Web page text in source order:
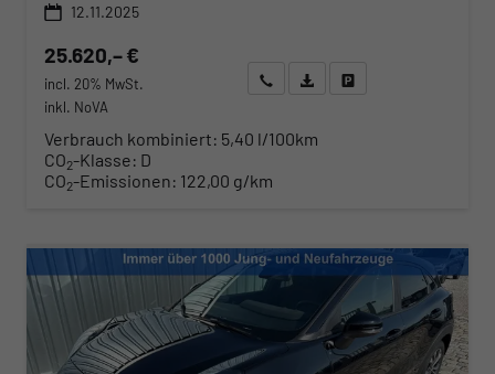
12.11.2025
25.620,– €
incl. 20% MwSt.
inkl. NoVA
Wir rufen Sie anAngebot drucken (PDF)
Verbrauch kombiniert: 5,40 l/100km
CO2-Klasse: D
CO2-Emissionen: 122,00 g/km